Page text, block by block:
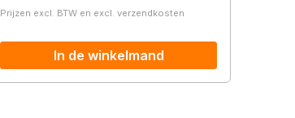
Prijzen excl. BTW en excl. verzendkosten
In de winkelmand